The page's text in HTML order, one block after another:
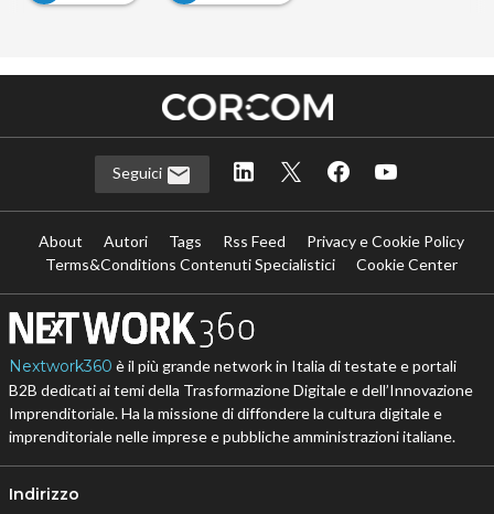
Seguici
About Autori Tags Rss Feed
Privacy e Cookie Policy
Terms&Conditions Contenuti Specialistici
Cookie Center
Nextwork360 è il più grande network in Italia di testate e portali
B2B dedicati ai temi della Trasformazione Digitale e dell’Innovazione
Imprenditoriale. Ha la missione di diffondere la cultura digitale e
imprenditoriale nelle imprese e pubbliche amministrazioni italiane.
Indirizzo